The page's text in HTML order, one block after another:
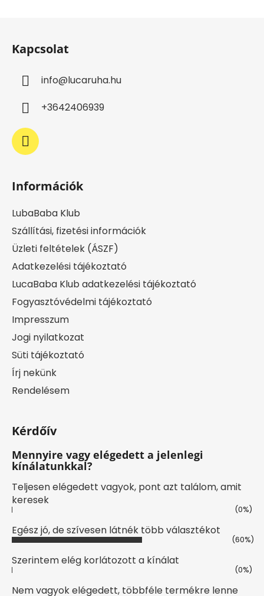
Kapcsolat
info@lucaruha.hu
+3642406939
Információk
LubaBaba Klub
Szállítási, fizetési információk
Üzleti feltételek (ÁSZF)
Adatkezelési tájékoztató
LucaBaba Klub adatkezelési tájékoztató
Fogyasztóvédelmi tájékoztató
Impresszum
Jogi nyilatkozat
Süti tájékoztató
Írj nekünk
Rendelésem
Kérdőív
Mennyire vagy elégedett a jelenlegi
kínálatunkkal?
Teljesen elégedett vagyok, pont azt találom, amit
keresek
(0%)
Egész jó, de szívesen látnék több választékot
(60%)
Szerintem elég korlátozott a kínálat
(0%)
Nem vagyok elégedett, többféle termékre lenne